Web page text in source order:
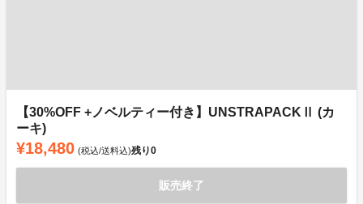
【30%OFF +ノベルティー付き】UNSTRAPACKⅡ (カ
ーキ)
¥18,480 (税込/送料込)残り0
販売終了